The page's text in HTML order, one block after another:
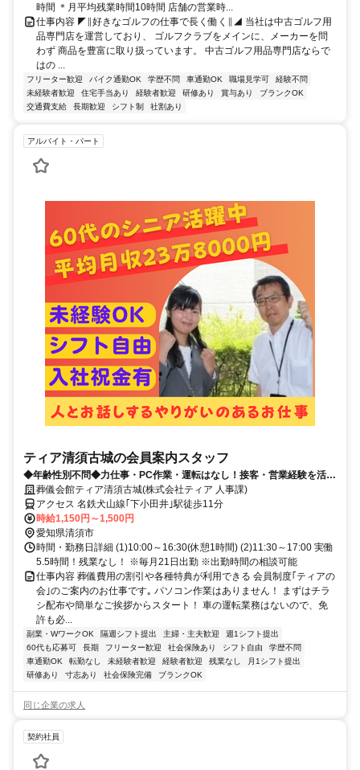
時間 ＊月平均残業時間10時間 店舗の営業時...
仕事内容 ◤∥好きなゴルフの仕事で長く働く∥◢ 当社は中古ゴルフ用
品専門店を運営しており、 ゴルフクラブをメインに、メーカーを問
わず 商品を豊富に取り扱っています。 中古ゴルフ用品専門店ならで
はの ...
フリーター歓迎 バイク通勤OK 学歴不問 車通勤OK 職場見学可
経験不問
未経験者歓迎
住宅手当あり 経験者歓迎 研修あり 賞与あり
ブランクOK
交通費支給
長期歓迎 シフト制 社割あり
アルバイト・パート
ティア清須古城の会員案内スタッフ
◆年齢性別不問◆力仕事・PC作業・運転はなし！接客・営業経験を活か
せるやりがいのある仕事◎
葬儀会館ティア清須古城(株式会社ティア 人事課)
アクセス 名鉄犬山線｢下小田井｣駅徒歩11分
時給1,150円～1,500円
愛知県清須市
時間・勤務日詳細 (1)10:00～16:30(休憩1時間) (2)11:30～17:00 実働
5.5時間！残業なし！ ※毎月21日出勤 ※出勤時間の相談可能
仕事内容 葬儀費用の割引や各種特典が利用できる 会員制度｢ティアの
会｣のご案内のお仕事です｡ パソコン作業はありません！ まずはチラ
シ配布や簡単なご挨拶からスタート！ 車の運転業務はないので、免
許も必...
副業・WワークOK 隔週シフト提出 主婦・主夫歓迎
週1シフト提出
60代も応募可
長期 フリーター歓迎 社会保険あり シフト自由
学歴不問
車通勤OK
転勤なし 未経験者歓迎 経験者歓迎 残業なし
月1シフト提出
研修あり
寸志あり 社会保険完備 ブランクOK
同じ企業の求人
契約社員